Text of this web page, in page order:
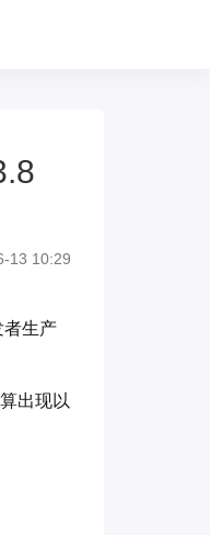
13 10:29
者生产
出现以